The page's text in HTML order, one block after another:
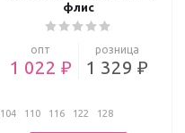
флис
опт
1 022 ₽
розница
1 329 ₽
104 110 116 122 128